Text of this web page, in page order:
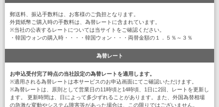
郵送料、振込手数料は、お客様のご負担となります。
外貨紙幣ご購入時の手数料は、為替レートに含まれています。
※当社の公表するレートについては当サイトをご確認ください。
・韓国ウォンの購入時・・・・韓国ウォン・・・両替金額の１．５％～３％
為替レート
お申込受付完了時点の当社設定の為替レートを適用します。
※適用される為替レートは本サービスのお申込画面にてご確認いただけます。
※為替レートは、原則として営業日の11時頃と14時頃、1日に2回、レートを更新し
ます。 更新時間は、日によって多少ずれることがあります。また、外国為替相場
の急激な変動やシステム障害等があった場合は、この限りではございません。